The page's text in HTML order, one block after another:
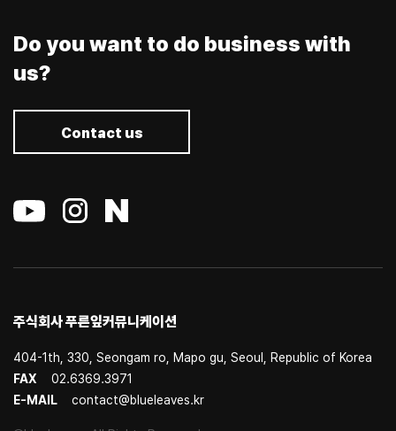
Do you want to do business with
us?
Contact us
주식회사 푸른잎커뮤니케이션
404-1th, 330, Seongam ro, Mapo gu, Seoul, Republic of Korea
FAX
02.6369.3971
E-MAIL
contact@blueleaves.kr